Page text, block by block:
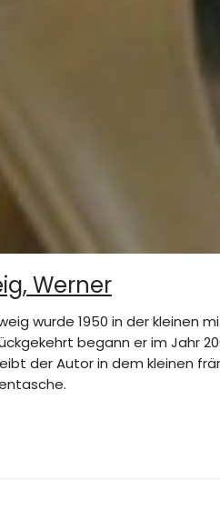
Werner
wurde 1950 in der kleinen
begann er im Jahr
der Autor in dem kleinen